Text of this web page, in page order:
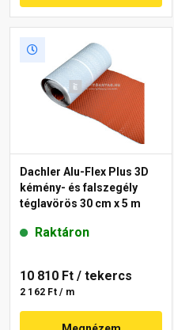
Dachler Alu-Flex Plus 3D
kémény- és falszegély
téglavörös 30 cm x 5 m
Raktáron
10 810 Ft / tekercs
2 162 Ft / m